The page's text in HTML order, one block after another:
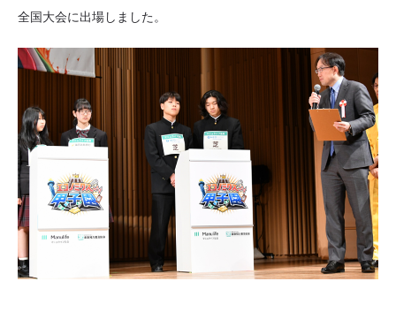
全国大会に出場しました。